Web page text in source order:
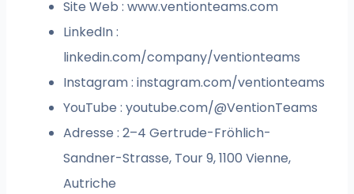
Site Web : www.ventionteams.com
LinkedIn :
linkedin.com/company/ventionteams
Instagram : instagram.com/ventionteams
YouTube : youtube.com/@VentionTeams
Adresse : 2–4 Gertrude-Fröhlich-
Sandner-Strasse, Tour 9, 1100 Vienne,
Autriche